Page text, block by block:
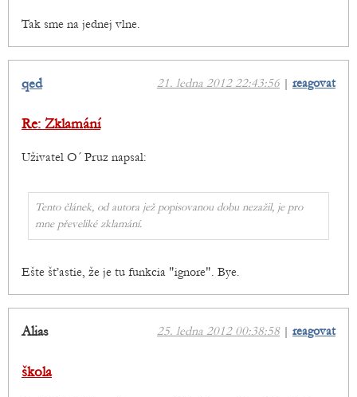
Tak sme na jednej vlne.
21. ledna 2012 22:43:56 | reagovat
qed
Re: Zklamání
Uživatel O´ Pruz napsal:
Tento článek, od autora jež popisovanou dobu nezažil, je pro
mne převeliké zklamání.
Ešte šťastie, že je tu funkcia "ignore". Bye.
25. ledna 2012 00:38:58| reagovat
Alias
škola